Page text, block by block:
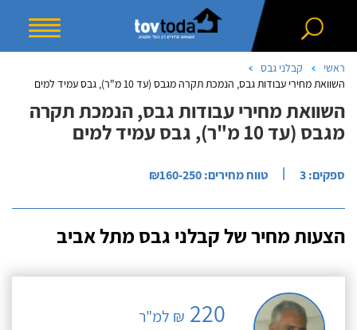
ראשי
קבלני גבס
השוואת מחירי עבודות גבס, הנמכת תקרה מגבס (עד 10 מ"ר), גבס עמיד למים
השוואת מחירי עבודות גבס, הנמכת תקרה
מגבס (עד 10 מ"ר), גבס עמיד למים
ספקים: 3 | טווח מחירים: ₪160-250
הצעות מחיר של קבלני גבס מתל אביב
220 ₪ למ"ר